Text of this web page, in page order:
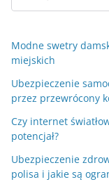
Modne swetry
miejskich
Ubezpieczenie
przez przewrócony
Czy internet
potencjał?
Ubezpieczenie
polisa i jakie są